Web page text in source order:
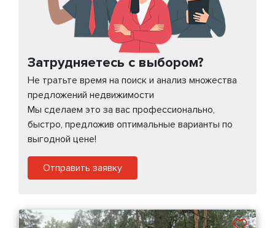
Затрудняетесь с выбором?
Не тратьте время на поиск и анализ множества
предложений недвижимости
Мы сделаем это за вас профессионально,
быстро, предложив оптимальные варианты по
выгодной цене!
Отправить заявку